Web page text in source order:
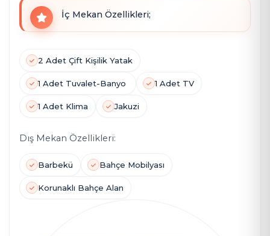
İç Mekan Özellikleri;
2 Adet Çift Kişilik Yatak
1 Adet Tuvalet-Banyo 1 Adet TV
1 Adet Klima Jakuzi
Dış Mekan Özellikleri:
Barbekü Bahçe Mobilyası
Korunaklı Bahçe Alan